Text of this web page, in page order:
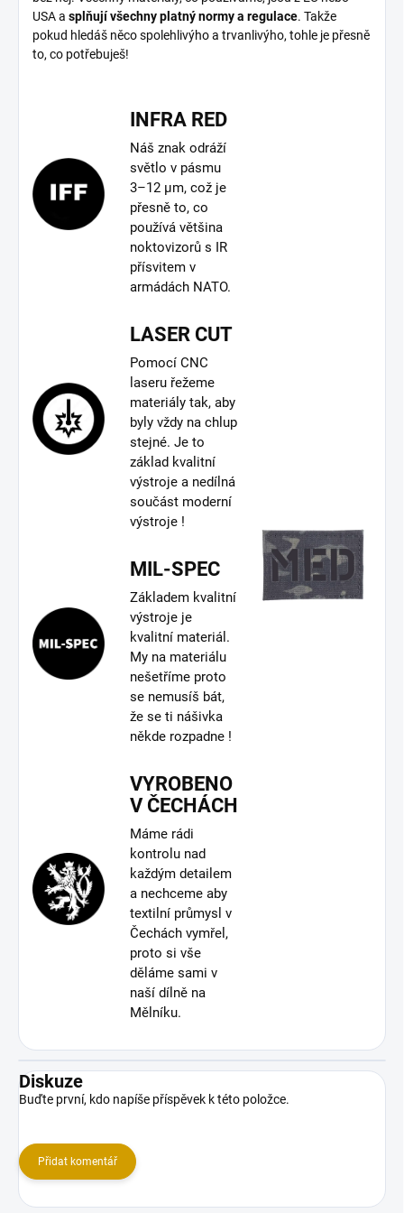
USA a splňují všechny platný normy a regulace. Takže
pokud hledáš něco spolehlivýho a trvanlivýho, tohle je přesně
to, co potřebuješ!
INFRA RED
Náš znak odráží
světlo v pásmu
3–12 µm, což je
přesně to, co
používá většina
noktovizorů s IR
přísvitem v
armádách NATO.
LASER CUT
Pomocí CNC
laseru řežeme
materiály tak, aby
byly vždy na chlup
stejné. Je to
základ kvalitní
výstroje a nedílná
součást moderní
výstroje !
MIL-SPEC
Základem kvalitní
výstroje je
kvalitní materiál.
My na materiálu
nešetříme proto
se nemusíš bát,
že se ti nášivka
někde rozpadne !
VYROBENO
V ČECHÁCH
Máme rádi
kontrolu nad
každým detailem
a nechceme aby
textilní průmysl v
Čechách vymřel,
proto si vše
děláme sami v
naší dílně na
Mělníku.
Diskuze
Buďte první, kdo napíše příspěvek k této položce.
Přidat komentář